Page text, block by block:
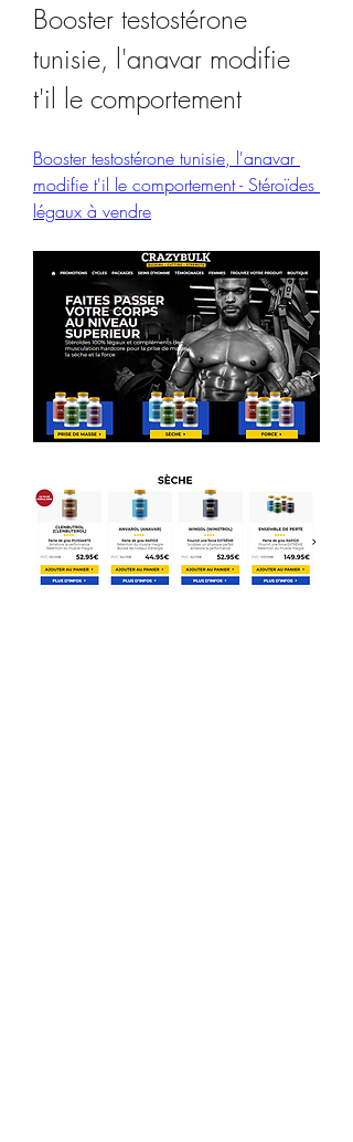
Booster testostérone
tunisie, l'anavar modifie
t'il le comportement
Booster testostérone tunisie, l'anavar
modifie t'il le comportement - Stéroïdes
légaux à vendre